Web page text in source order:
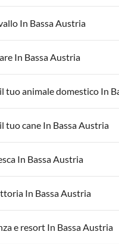
In Bassa Austria
In Bassa Austria
tuo animale domestico In
tuo cane In Bassa Austria
In Bassa Austria
In Bassa Austria
e resort In Bassa Austria